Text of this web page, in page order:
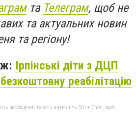
та Телеграм, щоб не
та актуальних новин
та регіону!
Ірпінські діти з ДЦП
реабілітацію
необхідний текст і натисніть Ctrl + Enter, щоб